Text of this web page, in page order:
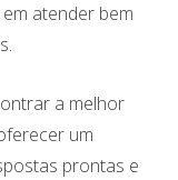
atender bem
a melhor
um
prontas e